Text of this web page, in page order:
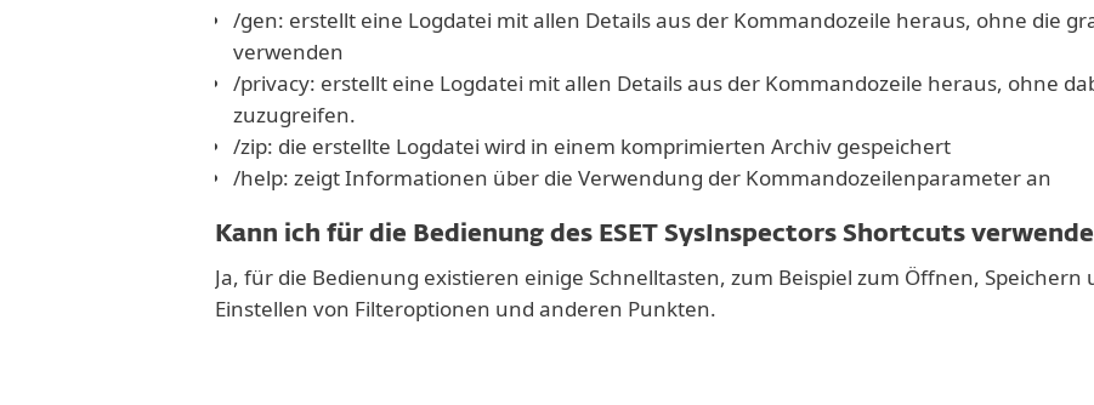
/gen: erstellt eine Logdatei mit allen Details aus der Kommandozeile heraus, ohne die
verwenden
/privacy: erstellt eine Logdatei mit allen Details aus der Kommandozeile heraus, ohne
zuzugreifen.
/zip: die erstellte Logdatei wird in einem komprimierten Archiv gespeichert
/help: zeigt Informationen über die Verwendung der Kommandozeilenparameter an
Kann ich für die Bedienung des ESET SysInspectors Shortcuts
Ja, für die Bedienung existieren einige Schnelltasten, zum Beispiel zum Öffnen, Speichern
Einstellen von Filteroptionen und anderen Punkten.